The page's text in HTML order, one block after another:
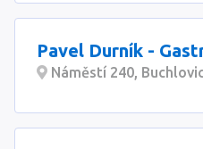
Pavel Durník -
Náměstí 240,